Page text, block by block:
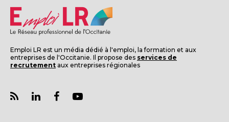
Emploi LR est un média dédié à l'emploi, la formation et aux
entreprises de l'Occitanie. Il propose des services de
recrutement aux entreprises régionales